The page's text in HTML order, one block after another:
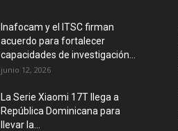
Inafocam y el ITSC firman
acuerdo para fortalecer
capacidades de investigación...
junio 12, 2026
La Serie Xiaomi 17T llega a
República Dominicana para
llevar la...